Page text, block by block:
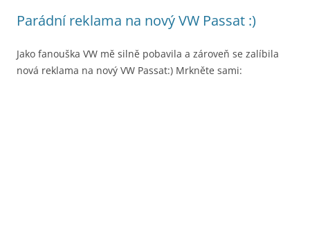
Parádní reklama na nový VW Passat :)
Jako fanouška VW mě silně pobavila a zároveň se zalíbila
nová reklama na nový VW Passat:) Mrkněte sami: